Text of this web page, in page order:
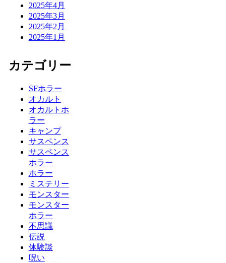
2025年4月
2025年3月
2025年2月
2025年1月
カテゴリー
SFホラー
オカルト
オカルトホ
ラー
キャンプ
サスペンス
サスペンス
ホラー
ホラー
ミステリー
モンスター
モンスター
ホラー
不思議
伝説
体験談
呪い